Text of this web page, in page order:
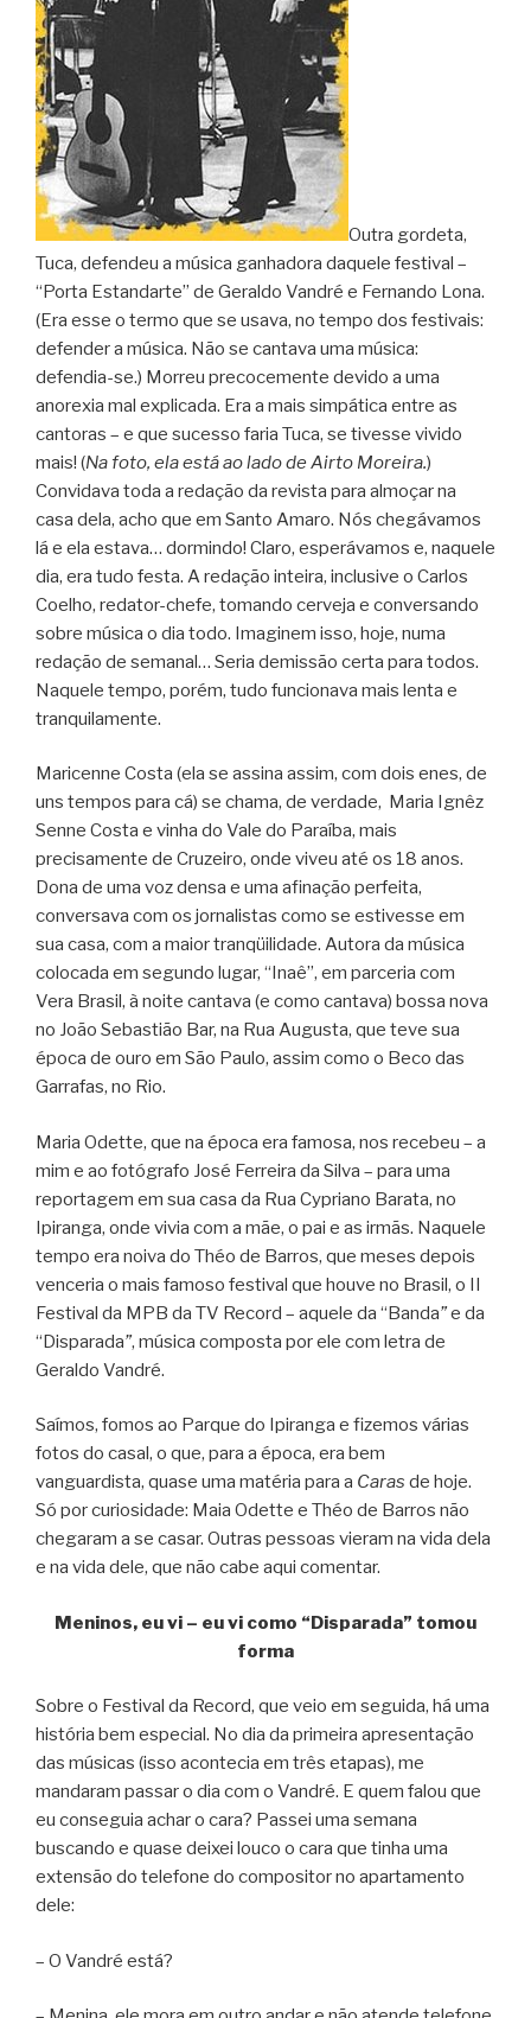
Outra gordeta,
Tuca, defendeu a música ganhadora daquele festival –
“Porta Estandarte” de Geraldo Vandré e Fernando Lona.
(Era esse o termo que se usava, no tempo dos festivais:
defender a música. Não se cantava uma música:
defendia-se.) Morreu precocemente devido a uma
anorexia mal explicada. Era a mais simpática entre as
cantoras – e que sucesso faria Tuca, se tivesse vivido
mais! (Na foto, ela está ao lado de Airto Moreira.)
Convidava toda a redação da revista para almoçar na
casa dela, acho que em Santo Amaro. Nós chegávamos
lá e ela estava… dormindo! Claro, esperávamos e, naquele
dia, era tudo festa. A redação inteira, inclusive o Carlos
Coelho, redator-chefe, tomando cerveja e conversando
sobre música o dia todo. Imaginem isso, hoje, numa
redação de semanal… Seria demissão certa para todos.
Naquele tempo, porém, tudo funcionava mais lenta e
tranquilamente.
Maricenne Costa (ela se assina assim, com dois enes, de
uns tempos para cá) se chama, de verdade, Maria Ignêz
Senne Costa e vinha do Vale do Paraíba, mais
precisamente de Cruzeiro, onde viveu até os 18 anos.
Dona de uma voz densa e uma afinação perfeita,
conversava com os jornalistas como se estivesse em
sua casa, com a maior tranqüilidade. Autora da música
colocada em segundo lugar, “Inaê”, em parceria com
Vera Brasil, à noite cantava (e como cantava) bossa nova
no João Sebastião Bar, na Rua Augusta, que teve sua
época de ouro em São Paulo, assim como o Beco das
Garrafas, no Rio.
Maria Odette, que na época era famosa, nos recebeu – a
mim e ao fotógrafo José Ferreira da Silva – para uma
reportagem em sua casa da Rua Cypriano Barata, no
Ipiranga, onde vivia com a mãe, o pai e as irmãs. Naquele
tempo era noiva do Théo de Barros, que meses depois
venceria o mais famoso festival que houve no Brasil, o II
Festival da MPB da TV Record – aquele da “Banda”e da
“Disparada”, música composta por ele com letra de
Geraldo Vandré.
Saímos, fomos ao Parque do Ipiranga e fizemos várias
fotos do casal, o que, para a época, era bem
vanguardista, quase uma matéria para a Caras de hoje.
Só por curiosidade: Maia Odette e Théo de Barros não
chegaram a se casar. Outras pessoas vieram na vida dela
e na vida dele, que não cabe aqui comentar.
Meninos, eu vi – eu vi como “Disparada” tomou
forma
Sobre o Festival da Record, que veio em seguida, há uma
história bem especial. No dia da primeira apresentação
das músicas (isso acontecia em três etapas), me
mandaram passar o dia com o Vandré. E quem falou que
eu conseguia achar o cara? Passei uma semana
buscando e quase deixei louco o cara que tinha uma
extensão do telefone do compositor no apartamento
dele:
– O Vandré está?